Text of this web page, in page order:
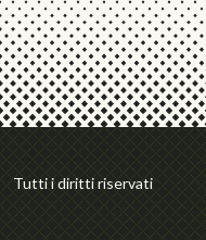
Tutti i diritti riservati